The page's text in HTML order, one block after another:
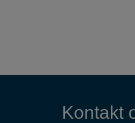
Kontakt